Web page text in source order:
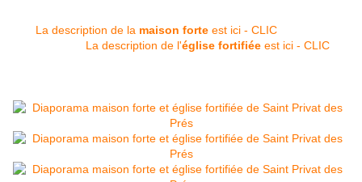
La description de la maison forte est ici - CLIC
La description de l'église fortifiée est ici - CLIC